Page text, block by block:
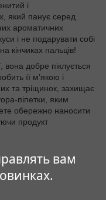
вам
і
який панує серед
ароматичних
і не подарувати собі
кінчиках пальців!
вона добре піклується
її м’якою і
та тріщинок, захищає
піпетки, яким
обережно наносити
продукт